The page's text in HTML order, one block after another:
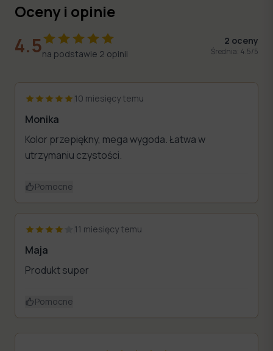
Oceny i opinie
4.5na podstawie 2 opinii
2 oceny
Średnia: 4.5/5
10 miesięcy temu
Monika
Kolor przepiękny, mega wygoda. Łatwa w
utrzymaniu czystości.
Pomocne
11 miesięcy temu
Maja
Produkt super
Pomocne